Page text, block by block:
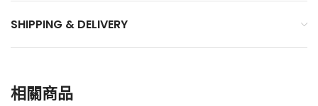
SHIPPING & DELIVERY
相關商品